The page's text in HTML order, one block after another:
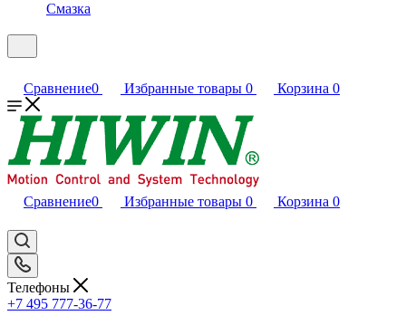
Смазка
Сравнение0 Избранные товары 0 Корзина 0
Сравнение0 Избранные товары 0 Корзина 0
Телефоны
+7 495 777-36-77